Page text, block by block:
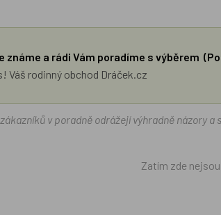
a rádi Vám poradíme s výběrem
Váš rodinný obchod Dráček.cz
v poradně odrážejí výhradně názory
Zatím zde